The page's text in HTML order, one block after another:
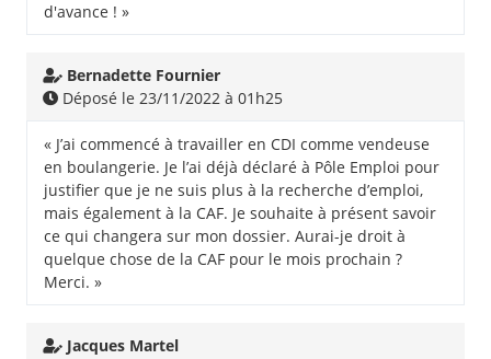
d'avance ! »
Bernadette Fournier
Déposé le 23/11/2022 à 01h25
« J’ai commencé à travailler en CDI comme vendeuse
en boulangerie. Je l’ai déjà déclaré à Pôle Emploi pour
justifier que je ne suis plus à la recherche d’emploi,
mais également à la CAF. Je souhaite à présent savoir
ce qui changera sur mon dossier. Aurai-je droit à
quelque chose de la CAF pour le mois prochain ?
Merci. »
Jacques Martel